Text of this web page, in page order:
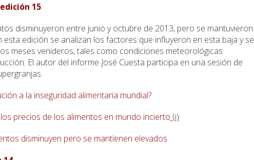
15
disminuyeron entre junio y octubre de 2013, pero se mantuvieron
edición se analizan los factores que influyeron en esta baja y se
meses venideros, tales como condiciones meteorológicas
El autor del informe José Cuesta participa en una sesión de
a la inseguridad alimentaria mundial?
precios de los alimentos en mundo incierto (i)
disminuyen pero se mantienen elevados